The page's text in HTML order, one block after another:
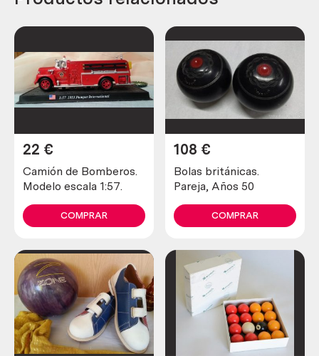
Camión de Bomberos.
Modelo escala 1:57.
22 €
COMPRAR
Bolas británicas.
Pareja, Años 50
108 €
COMPRAR